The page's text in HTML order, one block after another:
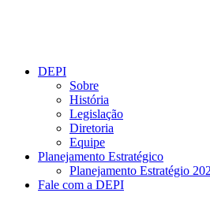
DEPI
Sobre
História
Legislação
Diretoria
Equipe
Planejamento Estratégico
Planejamento Estratégio
Fale com a DEPI